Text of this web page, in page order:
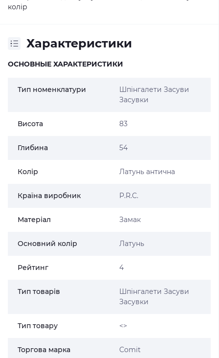
колір
Характеристики
ОСНОВНЫЕ ХАРАКТЕРИСТИКИ
Тип номенклатури
Шпінгалети Засуви
Засувки
Висота 83
Глибина 54
Колір Латунь антична
Країна виробник P.R.C.
Матеріал Замак
Основний колір Латунь
Рейтинг 4
Тип товарів
Шпінгалети Засуви
Засувки
Тип товару <>
Торгова марка Comit